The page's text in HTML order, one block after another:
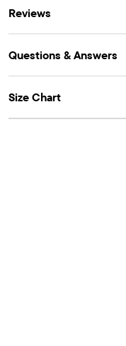
Reviews
Questions & Answers
Size Chart